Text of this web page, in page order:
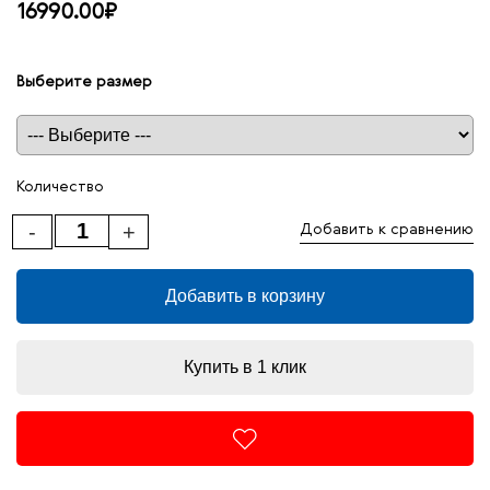
16990.00₽
Выберите размер
Таблица размеров
Количество
+
- Добавить к сравнению
Добавить в корзину
Купить в 1 клик